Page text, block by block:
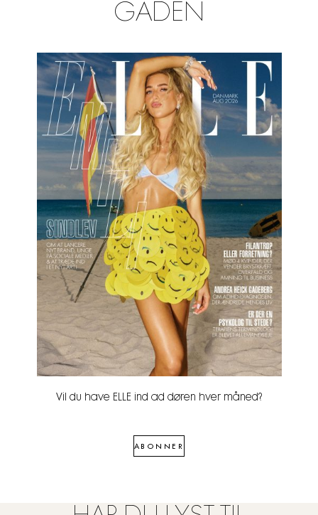
GADEN
Vil du have ELLE ind ad døren hver måned?
ABONNER